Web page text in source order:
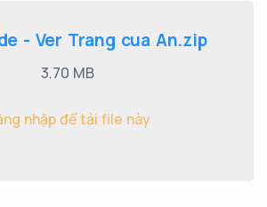
- Ver Trang cua An.zip
3.70 MB
nhập để tải file này